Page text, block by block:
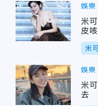
娛樂
米
皮
米
娛樂
米
去